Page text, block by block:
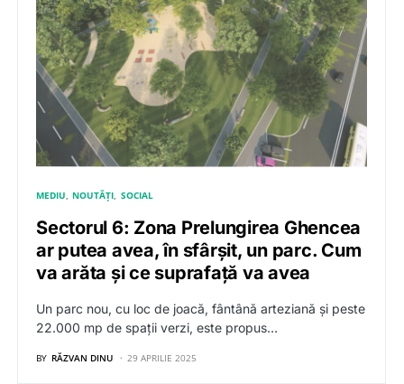
MEDIU NOUTĂȚI SOCIAL
Sectorul 6: Zona Prelungirea Ghencea
ar putea avea, în sfârșit, un parc. Cum
va arăta și ce suprafață va avea
Un parc nou, cu loc de joacă, fântână arteziană și peste
22.000 mp de spații verzi, este propus…
BY RĂZVAN DINU 29 APRILIE 2025